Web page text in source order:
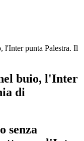
l'Inter punta Palestra. Il
buio, l'Inter
di
senza